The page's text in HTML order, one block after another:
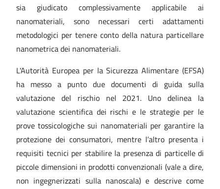
sia giudicato complessivamente applicabile ai
nanomateriali, sono necessari certi adattamenti
metodologici per tenere conto della natura particellare
nanometrica dei nanomateriali.
L'Autorità Europea per la Sicurezza Alimentare (EFSA)
ha messo a punto due documenti di guida sulla
valutazione del rischio nel 2021. Uno delinea la
valutazione scientifica dei rischi e le strategie per le
prove tossicologiche sui nanomateriali per garantire la
protezione dei consumatori, mentre l’altro presenta i
requisiti tecnici per stabilire la presenza di particelle di
piccole dimensioni in prodotti convenzionali (vale a dire,
non ingegnerizzati sulla nanoscala) e descrive come